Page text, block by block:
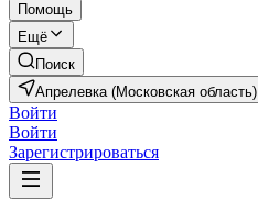
Помощь
Ещё
Поиск
Апрелевка (Московская область)
Войти
Войти
Зарегистрироваться